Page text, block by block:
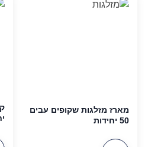
מארז מזלגות שקופים עבים
50 יחידות